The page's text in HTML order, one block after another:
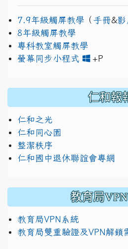
7.9年級觸屏教學 （ 手冊&影
8年級觸屏教學
專科教室觸屏教學
螢幕同步小程式
+P
仁和報
仁和之光
仁和同心園
整潔秩序
仁和國中退休聯誼會專網
教育局
教育局VPN系統
教育局雙重驗證及VPN解鎖